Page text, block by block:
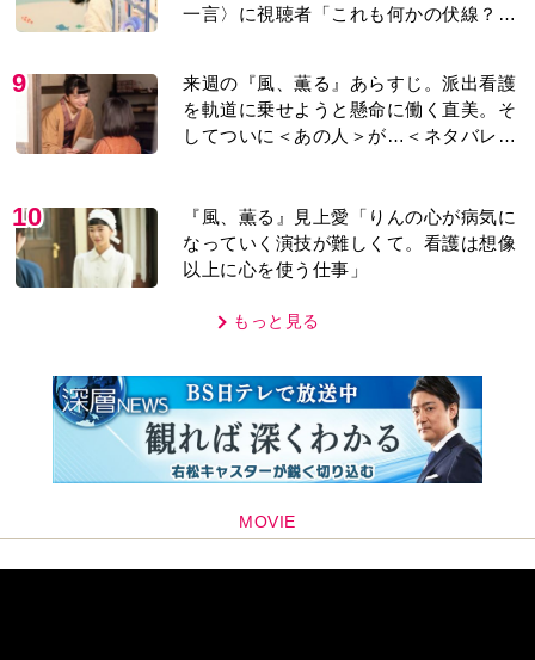
一言〉に視聴者「これも何かの伏線？」
9
来週の『風、薫る』あらすじ。派出看護
を軌道に乗せようと懸命に働く直美。そ
してついに＜あの人＞が…＜ネタバレあ
10
『風、薫る』見上愛「りんの心が病気に
なっていく演技が難しくて。看護は想像
以上に心を使う仕事」
もっと見る
MOVIE